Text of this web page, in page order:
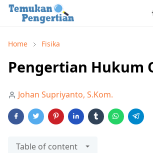
Home Fisika
Pengertian Hukum
Johan Supriyanto, S.Kom.
Table of content